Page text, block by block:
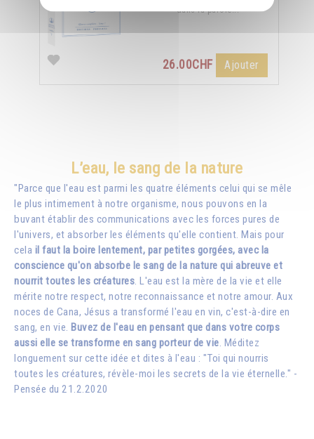
dans la parole...
26.00CHF Ajouter
L’eau, le sang de la nature
"Parce que l'eau est parmi les quatre éléments celui qui se mêle
le plus intimement à notre organisme, nous pouvons en la
buvant établir des communications avec les forces pures de
l'univers, et absorber les éléments qu'elle contient. Mais pour
cela il faut la boire lentement, par petites gorgées, avec la
conscience qu'on absorbe le sang de la nature qui abreuve et
nourrit toutes les créatures. L'eau est la mère de la vie et elle
mérite notre respect, notre reconnaissance et notre amour. Aux
noces de Cana, Jésus a transformé l'eau en vin, c'est-à-dire en
sang, en vie. Buvez de l'eau en pensant que dans votre corps
aussi elle se transforme en sang porteur de vie. Méditez
longuement sur cette idée et dites à l'eau : "Toi qui nourris
toutes les créatures, révèle-moi les secrets de la vie éternelle." -
Pensée du 21.2.2020